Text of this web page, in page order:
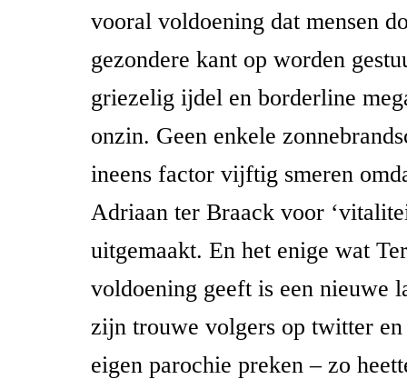
vooral voldoening dat mensen
gezondere kant op worden
griezelig ijdel en borderline
onzin. Geen enkele
ineens factor vijftig smeren
Adriaan ter Braack voor
uitgemaakt. En het enige wat
voldoening geeft is een nieuwe
zijn trouwe volgers op twitter
eigen parochie preken – zo